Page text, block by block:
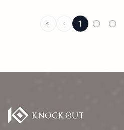
1 ○ ○